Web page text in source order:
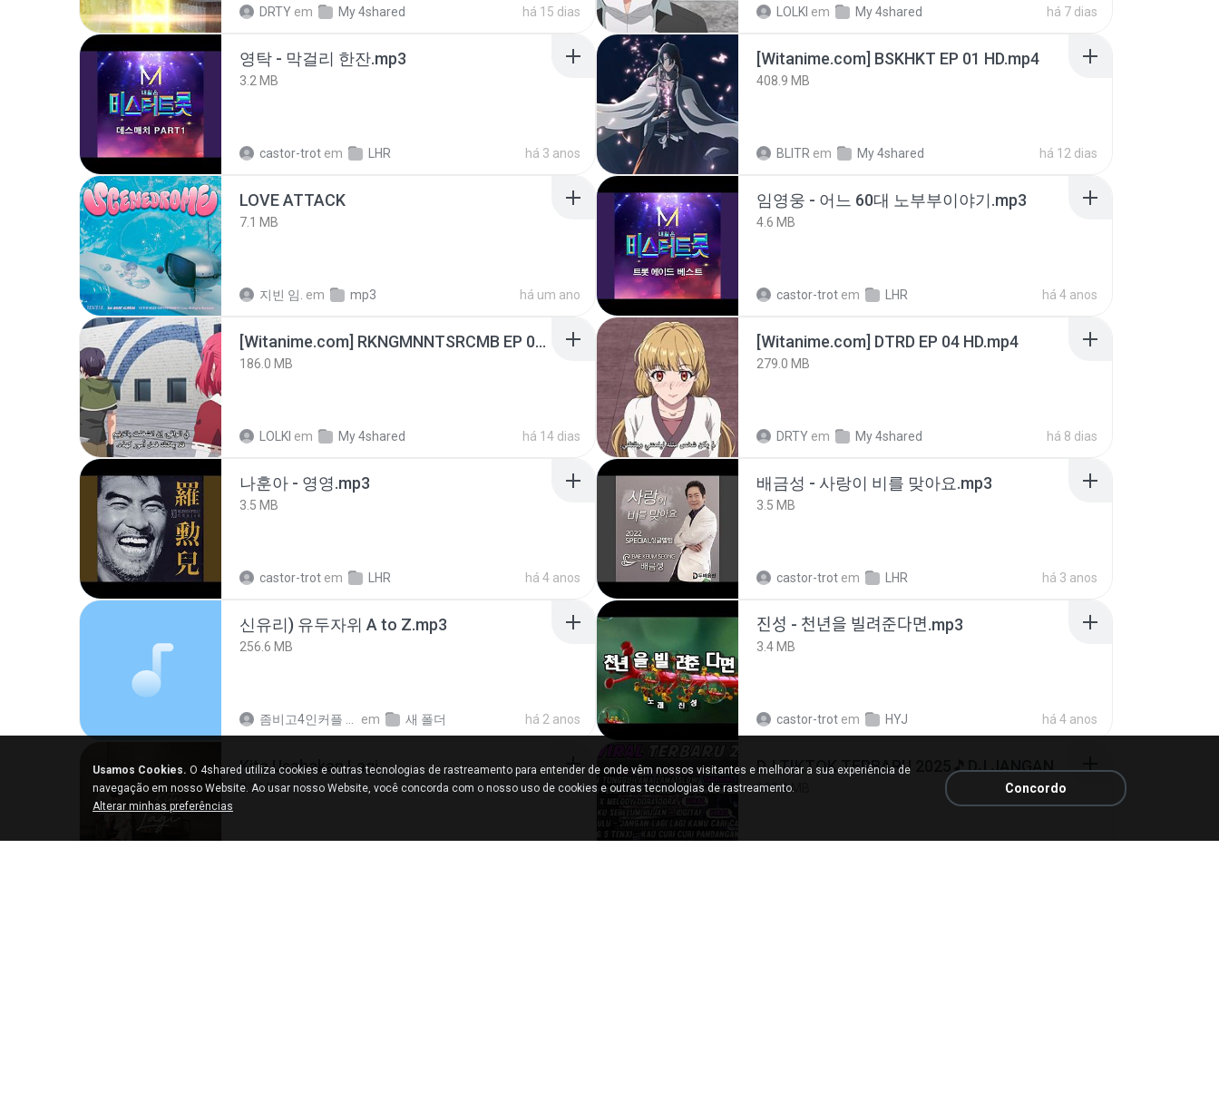
DRTY em My 4shared há 15 dias LOLKI em My 4shared há 7 dias
영탁 - 막걸리 한잔.mp3
3.2 MB
castor-trot em LHR há 3 anos
[Witanime.com] BSKHKT EP 01 HD.mp4
408.9 MB
BLITR em My 4shared há 12 dias
LOVE ATTACK
7.1 MB
지빈 임. em mp3 há um ano
임영웅 - 어느 60대 노부부이야기.mp3
4.6 MB
castor-trot em LHR há 4 anos
[Witanime.com] RKNGMNNTSRCMB EP 05 HD.mp4
186.0 MB
LOLKI em My 4shared há 14 dias
[Witanime.com] DTRD EP 04 HD.mp4
279.0 MB
DRTY em My 4shared há 8 dias
나훈아 - 영영.mp3
3.5 MB
castor-trot em LHR há 4 anos
배금성 - 사랑이 비를 맞아요.mp3
3.5 MB
castor-trot em LHR há 3 anos
신유리) 유두자위 A to Z.mp3
256.6 MB
em 새 폴더 há 2 anos
진성 - 천년을 빌려준다면.mp3
3.4 MB
castor-trot em HYJ há 4 anos
Kita Usahakan Lagi
3.3 MB
DJ TIKTOK TERBARU 2025🎵DJ JANGAN TUNGGU LAMA LAMA NANTI LAMA LAMA 🎵DJ SEDIA AKU SEBELUM HUJAN
199.4 MB
Usamos Cookies. O 4shared utiliza cookies e outras tecnologias de rastreamento para entender de onde vêm nossos visitantes e melhorar a sua experiência de
navegação em nosso Website. Ao usar nosso Website, você concorda com o nosso uso de cookies e outras tecnologias de rastreamento.
Alterar minhas preferências
Concordo